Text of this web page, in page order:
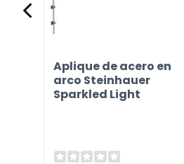
¿TIENES ALGUNA
Contáctenos. Puede
Aplique de acero en
arco Steinhauer
Sparkled Light